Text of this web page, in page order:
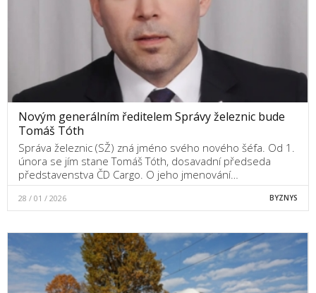
Novým generálním ředitelem Správy železnic bude
Tomáš Tóth
Správa železnic (SŽ) zná jméno svého nového šéfa. Od 1.
února se jím stane Tomáš Tóth, dosavadní předseda
představenstva ČD Cargo. O jeho jmenování…
28 / 01 / 2026 BYZNYS